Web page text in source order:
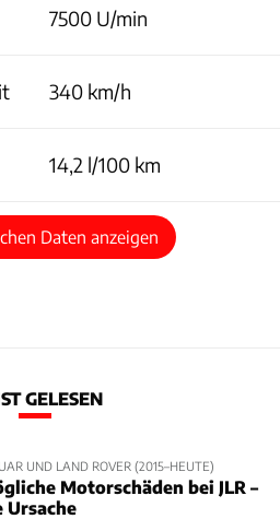
7500 U/min
340 km/h
14,2 l/100 km
Daten anzeigen
GELESEN
UND LAND ROVER (2015–HEUTE)
Motorschäden bei JLR –
Ursache